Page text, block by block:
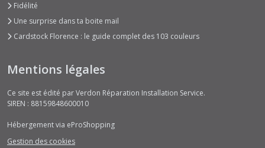
Fidélité
Une surprise dans ta boite mail
Cardstock Florence : le guide complet des 103 couleurs
Mentions légales
Ce site est édité par Verdon Réparation Installation Service.
SIREN : 88159848600010
Hébergement via eProShopping
Gestion des cookies